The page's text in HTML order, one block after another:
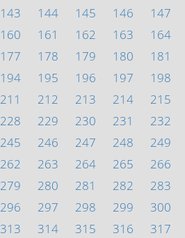
143 144 145 146 147
160 161 162 163 164
177 178 179 180 181
194 195 196 197 198
211 212 213 214 215
228 229 230 231 232
245 246 247 248 249
262 263 264 265 266
279 280 281 282 283
296 297 298 299 300
313 314 315 316 317